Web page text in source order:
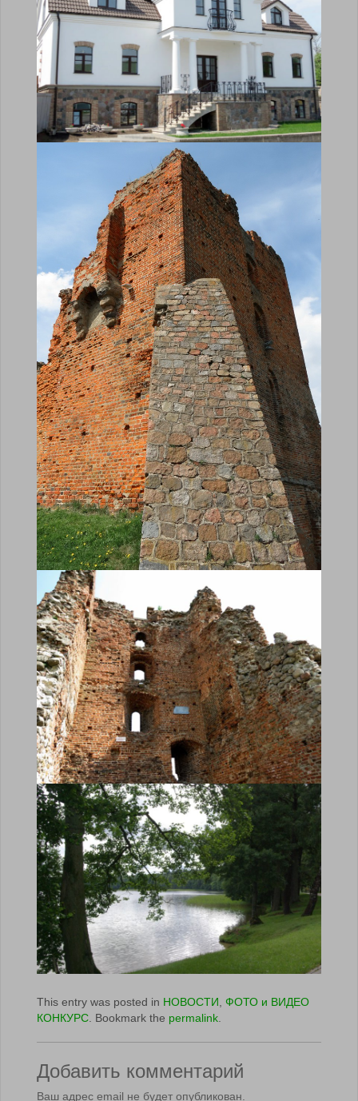
This entry was posted in НОВОСТИ ФОТО и ВИДЕО
КОНКУРС . Bookmark the permalink
Добавить комментарий
Ваш адрес email не будет опубликован.